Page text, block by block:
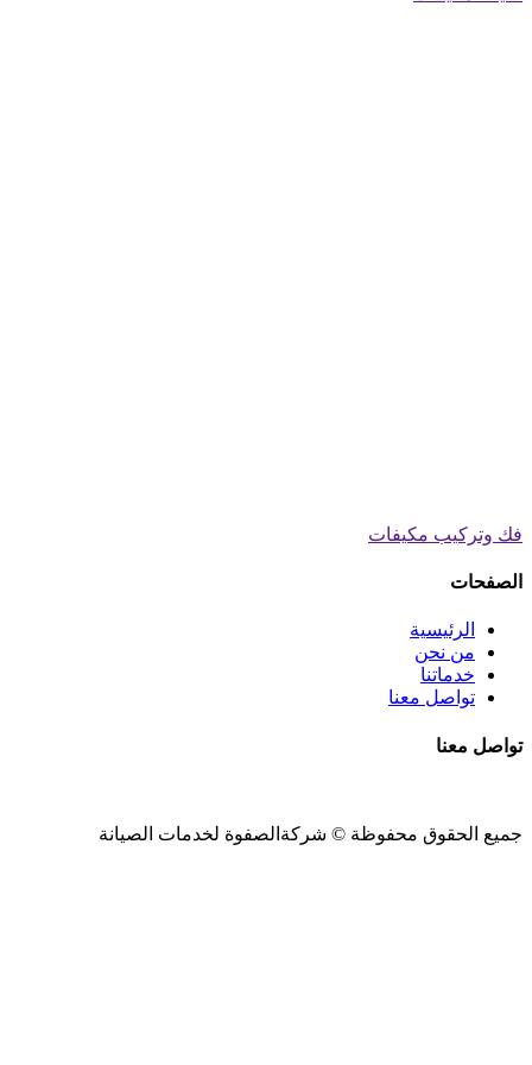
فك وتركيب مكيفات
الصفحات
الرئيسية
من نحن
خدماتنا
تواصل معنا
تواصل معنا
جميع الحقوق محفوظة © شركةالصفوة لخدمات الصيانة